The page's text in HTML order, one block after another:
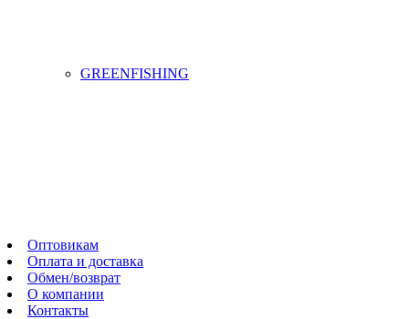
GREENFISHING
Оптовикам
Оплата и доставка
Обмен/возврат
О компании
Контакты